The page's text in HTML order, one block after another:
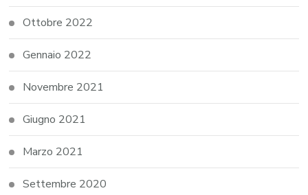
Ottobre 2022
Gennaio 2022
Novembre 2021
Giugno 2021
Marzo 2021
Settembre 2020